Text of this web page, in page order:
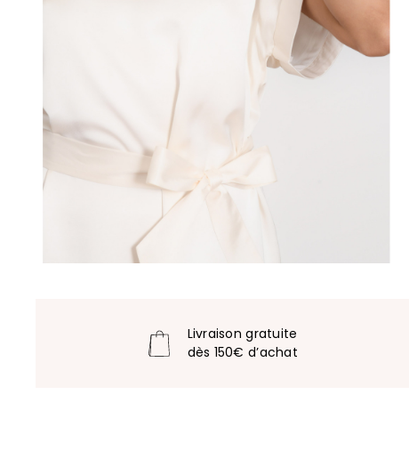
Livraison gratuite
dès 150€ d’achat